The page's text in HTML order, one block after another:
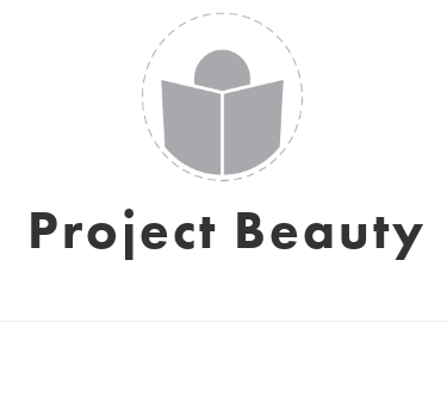
Project Beauty